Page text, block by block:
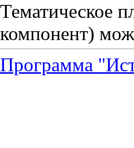
Тематическое
компонент)
Программа